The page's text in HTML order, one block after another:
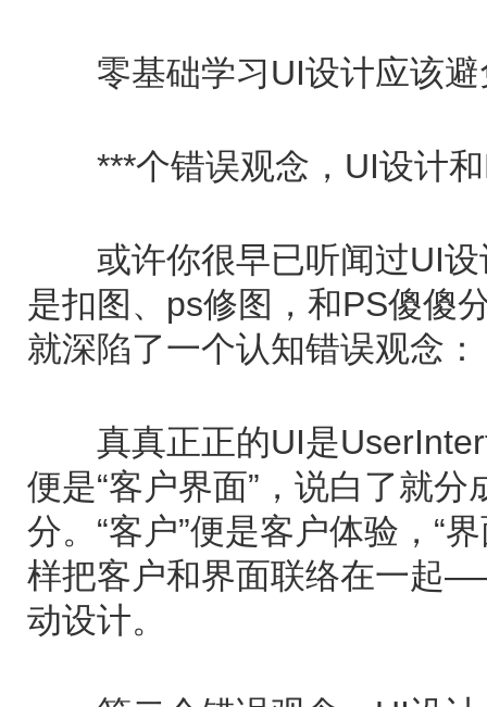
零基础学习UI设计应该避
***个错误观念，UI设计和
或许你很早已听闻过UI设
是扣图、ps修图，和PS傻傻
就深陷了一个认知错误观念：
真真正正的UI是
便是“客户界面”，说白了就分
分。“客户”便是客户体验，“
样把客户和界面联络在一起
动设计。